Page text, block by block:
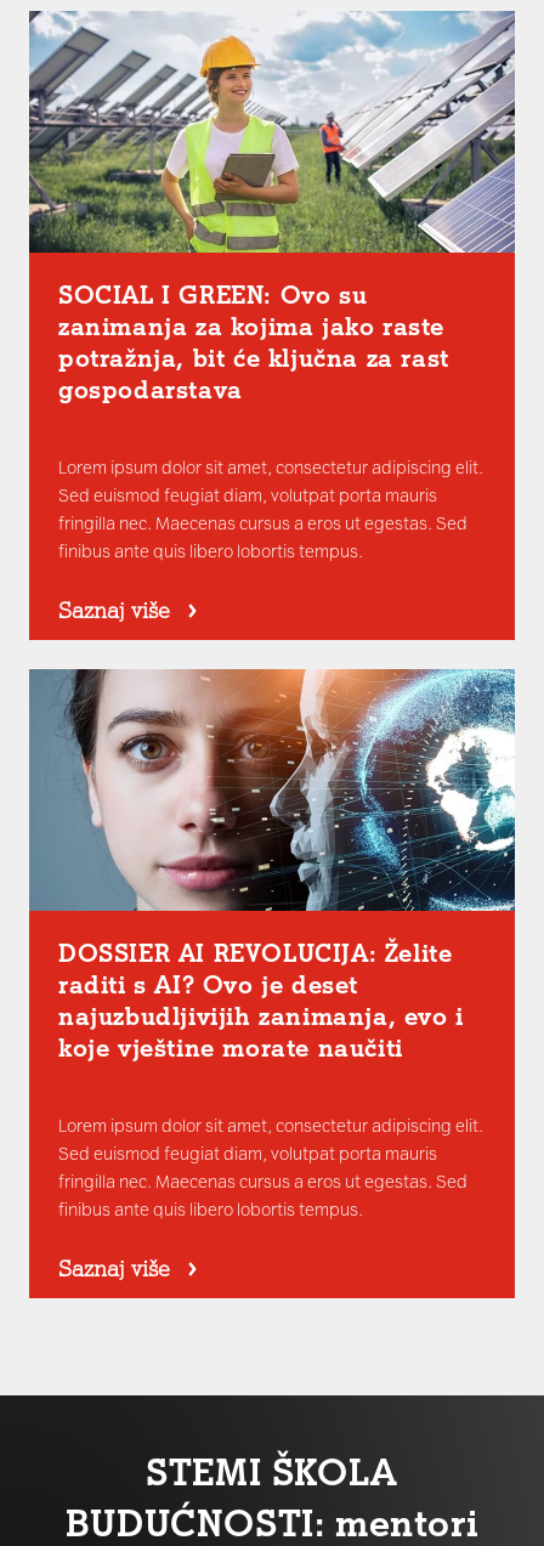
SOCIAL I GREEN: Ovo su
zanimanja za kojima jako raste
potražnja, bit će ključna za rast
gospodarstava
Lorem ipsum dolor sit amet, consectetur adipiscing elit.
Sed euismod feugiat diam, volutpat porta mauris
fringilla nec. Maecenas cursus a eros ut egestas. Sed
finibus ante quis libero lobortis tempus.
Saznaj više
DOSSIER AI REVOLUCIJA: Želite
raditi s AI? Ovo je deset
najuzbudljivijih zanimanja, evo i
koje vještine morate naučiti
Lorem ipsum dolor sit amet, consectetur adipiscing elit.
Sed euismod feugiat diam, volutpat porta mauris
fringilla nec. Maecenas cursus a eros ut egestas. Sed
finibus ante quis libero lobortis tempus.
Saznaj više
STEMI ŠKOLA
BUDUĆNOSTI: mentori